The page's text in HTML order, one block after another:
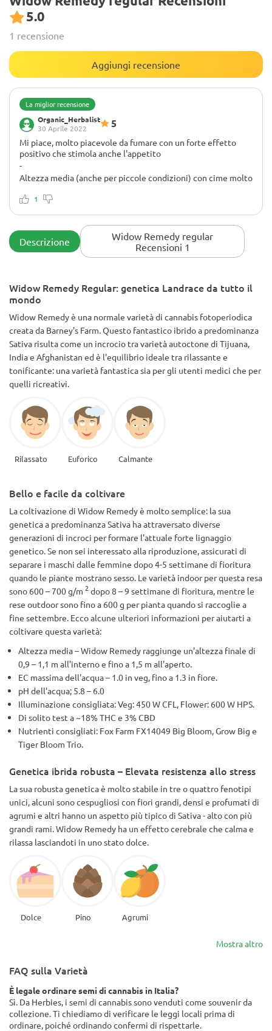
5.0
1 recensione
Aggiungi recensione
La miglior recensione
Organic_Herbalist
30 Aprile 2022
5
Mi piace, molto piacevole da fumare con un forte effetto
positivo che stimola anche l'appetito
-
Altezza media (anche per piccole condizioni) con cime molto
Il gusto è prevalentemente aspro con note dolci..
Pianta.
Se ne prendi di più ti senti narcotico come effetti di blocco
sul divano, quindi piuttosto per la notte.
1
Descrizione
Widow Remedy regular
Recensioni 1
Widow Remedy Regular: genetica Landrace da tutto il
mondo
Widow Remedy è una normale varietà di cannabis fotoperiodica
creata da Barney's Farm. Questo fantastico ibrido a predominanza
Sativa risulta come un incrocio tra varietà autoctone di Tijuana,
India e Afghanistan ed è l'equilibrio ideale tra rilassante e
tonificante: una varietà fantastica sia per gli utenti medici che per
quelli ricreativi.
Rilassato Euforico Calmante
Bello e facile da coltivare
La coltivazione di Widow Remedy è molto semplice: la sua
genetica a predominanza Sativa ha attraversato diverse
generazioni di incroci per formare l'attuale forte lignaggio
genetico. Se non sei interessato alla riproduzione, assicurati di
separare i maschi dalle femmine dopo 4-5 settimane di fioritura
quando le piante mostrano sesso. Le varietà indoor per questa resa
sono 600 – 700 g/m 2dopo 8 – 9 settimane di fioritura, mentre le
rese outdoor sono fino a 600 g per pianta quando si raccoglie a
fine settembre. Ecco alcune ulteriori informazioni per aiutarti a
coltivare questa varietà:
Altezza media – Widow Remedy raggiunge un'altezza finale di
0,9 – 1,1 m all'interno e fino a 1,5 m all'aperto.
EC massima dell'acqua – 1.0 in veg, fino a 1.3 in fiore.
pH dell'acqua; 5.8 – 6.0
Illuminazione consigliata: Veg: 450 W CFL, Flower: 600 W HPS.
Di solito test a ~18% THC e 3% CBD
Nutrienti consigliati: Fox Farm FX14049 Big Bloom, Grow Big e
Tiger Bloom Trio.
Genetica ibrida robusta – Elevata resistenza allo stress
La sua robusta genetica è molto stabile in tre o quattro fenotipi
unici, alcuni sono cespugliosi con fiori grandi, densi e profumati di
agrumi e altri hanno un aspetto più tipico di Sativa - alto con più
grandi rami. Widow Remedy ha un effetto cerebrale che calma e
rilassa lasciandoti in uno stato dolce.
Dolce Pino Agrumi
Mostra altro
FAQ sulla Varietà
È legale ordinare semi di cannabis in Italia?
Sì. Da Herbies, i semi di cannabis sono venduti come souvenir da
collezione. Ti chiediamo di verificare le leggi locali prima di
ordinare, poiché ordinando confermi di rispettarle.